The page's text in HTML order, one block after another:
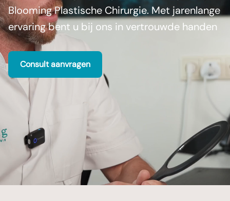
Blooming Plastische Chirurgie. Met jarenlange
ervaring bent u bij ons in vertrouwde handen
Consult aanvragen